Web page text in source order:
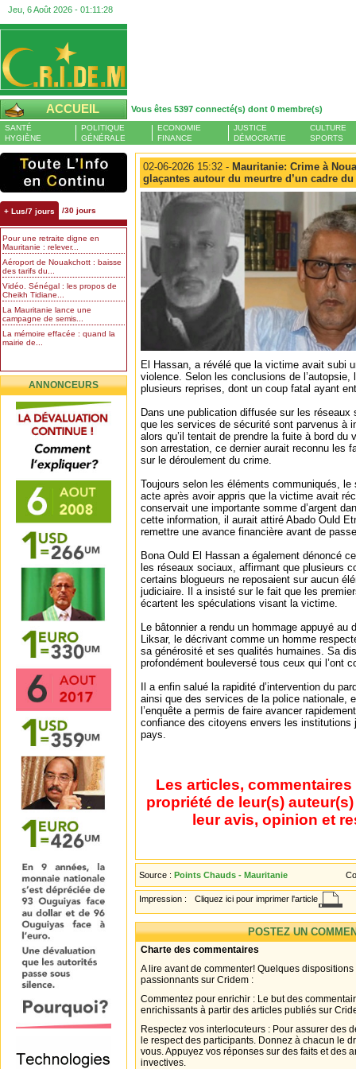
Jeu, 6 Août 2026 - 01:11:29
ACCUEIL Vous êtes 5397 connecté(s) dont 0 membre(s)
SANTÉ
HYGIÈNE
POLITIQUE
GÉNÉRALE
ECONOMIE
FINANCE
JUSTICE
DÉMOCRATIE
CULTURE
SPORTS
+ Lus/7 jours /30 jours
Pour une retraite digne en
Mauritanie : relever...
Aéroport de Nouakchott : baisse
des tarifs du...
Vidéo. Sénégal : les propos de
Cheikh Tidiane...
La Mauritanie lance une
campagne de semis...
La mémoire effacée : quand la
mairie de...
ANNONCEURS
02-06-2026 15:32 - Mauritanie: Crime à
glaçantes autour du meurtre d’un cadre
El Hassan, a révélé que la victime avait subi
violence. Selon les conclusions de l’autopsie,
plusieurs reprises, dont un coup fatal ayant
Dans une publication diffusée sur les
que les services de sécurité sont parvenus à
alors qu’il tentait de prendre la fuite à bord
son arrestation, ce dernier aurait reconnu les
sur le déroulement du crime.
Toujours selon les éléments communiqués,
acte après avoir appris que la victime avait
conservait une importante somme d’argent
cette information, il aurait attiré Abado Ould
remettre une avance financière avant de
Bona Ould El Hassan a également dénoncé
les réseaux sociaux, affirmant que plusieurs
certains blogueurs ne reposaient sur aucun
judiciaire. Il a insisté sur le fait que les
écartent les spéculations visant la victime.
Le bâtonnier a rendu un hommage appuyé au
Liksar, le décrivant comme un homme
sa générosité et ses qualités humaines. Sa
profondément bouleversé tous ceux qui l’ont
Il a enfin salué la rapidité d’intervention du
ainsi que des services de la police nationale,
l’enquête a permis de faire avancer
confiance des citoyens envers les institutions
pays.
Les articles,
propriété de leur(s)
leur avis, opinion et
Source : Points Chauds - Mauritanie
Impression : Cliquez ici pour imprimer l'article
POSTEZ UN
Charte des commentaires
A lire avant de commenter! Quelques
passionnants sur Cridem :
Commentez pour enrichir : Le but des
enrichissants à partir des articles publiés sur
Respectez vos interlocuteurs : Pour assurer des
le respect des participants. Donnez à chacun le
vous. Appuyez vos réponses sur des faits et des
invectives.